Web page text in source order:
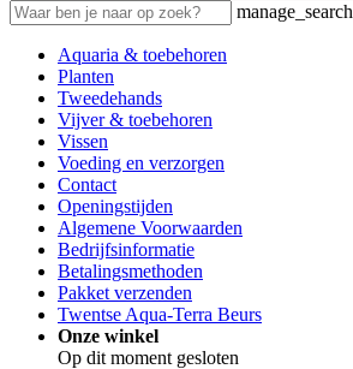
manage_search
Aquaria & toebehoren
Planten
Tweedehands
Vijver & toebehoren
Vissen
Voeding en verzorgen
Contact
Openingstijden
Algemene Voorwaarden
Bedrijfsinformatie
Betalingsmethoden
Pakket verzenden
Twentse Aqua-Terra Beurs
Onze winkel
Op dit moment gesloten